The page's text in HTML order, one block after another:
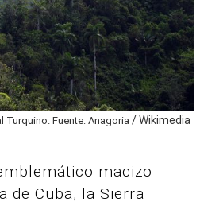
Turquino. Fuente: Anagoria / Wikimedia
macizo
de Cuba, la Sierra